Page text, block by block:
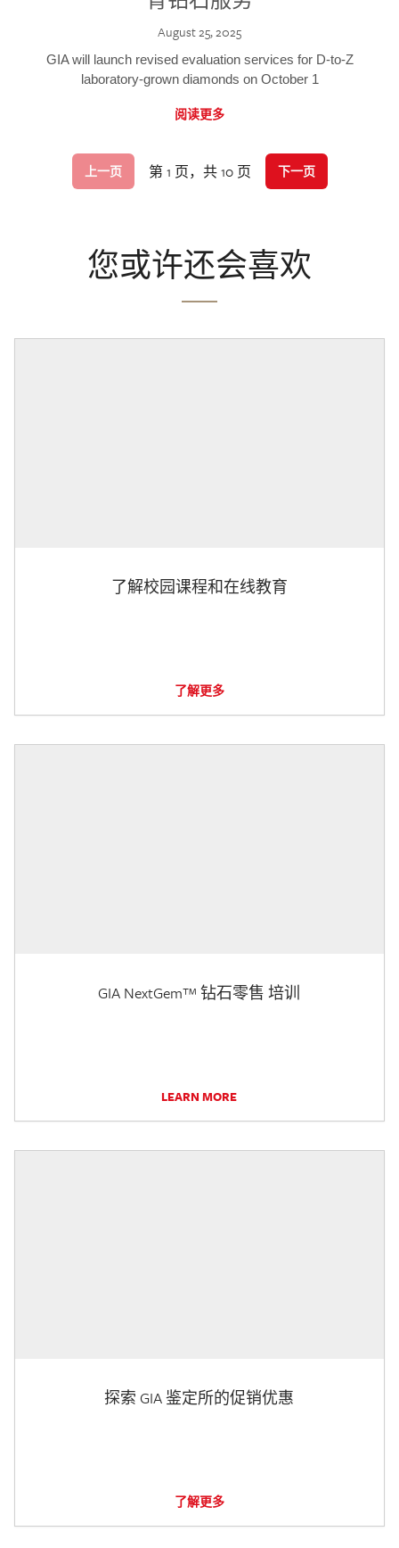
August 25, 2025
GIA will launch revised evaluation services for D-to-Z
laboratory-grown diamonds on October 1
阅读更多
上一页 第 1 页，共 10 页 下一页
您或许还会喜欢
了解校园课程和在线教育
了解更多
GIA NextGem™ 钻石零售 培训
LEARN MORE
探索 GIA 鉴定所的促销优惠
了解更多